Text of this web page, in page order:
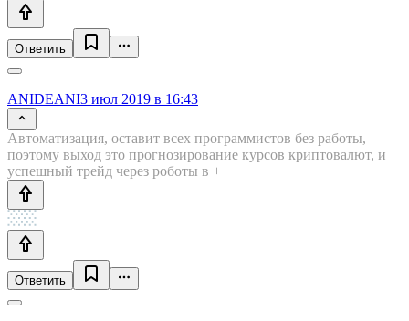
Ответить
ANIDEANI3 июл 2019 в 16:43
Автоматизация, оставит всех программистов без работы,
поэтому выход это прогнозирование курсов криптовалют, и
успешный трейд через роботы в +
Ответить